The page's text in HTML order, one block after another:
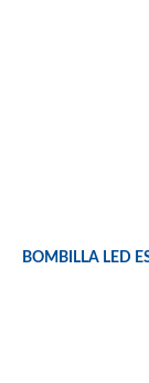
BOMBILLA LED